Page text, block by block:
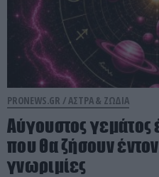
PRONEWS.GR / ΑΣΤΡΑ & ΖΩΔΙΑ
Αύγουστος
που θα ζήσουν
γνωριμίες